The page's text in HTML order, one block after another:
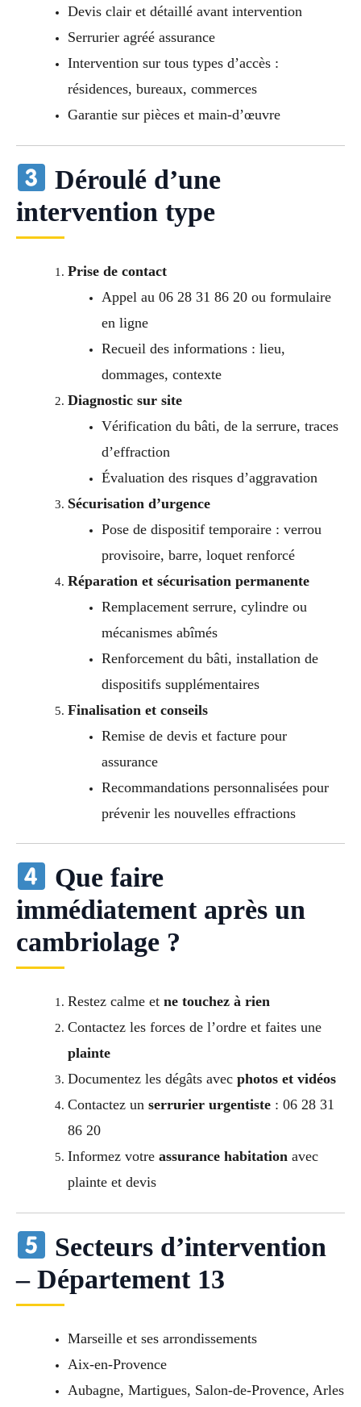
Devis clair et détaillé avant intervention
Serrurier agréé assurance
Intervention sur tous types d’accès :
résidences, bureaux, commerces
Garantie sur pièces et main-d’œuvre
Déroulé d’une
intervention type
Prise de contact
Appel au 06 28 31 86 20 ou formulaire
en ligne
Recueil des informations : lieu,
dommages, contexte
Diagnostic sur site
Vérification du bâti, de la serrure, traces
d’effraction
Évaluation des risques d’aggravation
Sécurisation d’urgence
Pose de dispositif temporaire : verrou
provisoire, barre, loquet renforcé
Réparation et sécurisation permanente
Remplacement serrure, cylindre ou
mécanismes abîmés
Renforcement du bâti, installation de
dispositifs supplémentaires
Finalisation et conseils
Remise de devis et facture pour
assurance
Recommandations personnalisées pour
prévenir les nouvelles effractions
Que faire
immédiatement après un
cambriolage ?
Restez calme et ne touchez à rien
Contactez les forces de l’ordre et faites une
plainte
Documentez les dégâts avec photos et vidéos
Contactez un serrurier urgentiste: 06 28 31
86 20
Informez votre assurance habitationavec
plainte et devis
Secteurs d’intervention
– Département 13
Marseille et ses arrondissements
Aix-en-Provence
Aubagne, Martigues, Salon-de-Provence, Arles